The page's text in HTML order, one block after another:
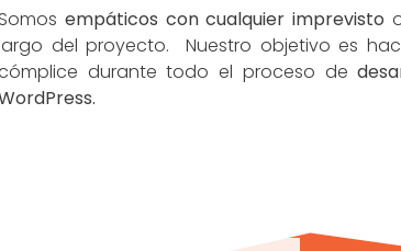
Somos empáticos con cualquier imprevisto
del proyecto. Nuestro objetivo es
durante todo el proceso de